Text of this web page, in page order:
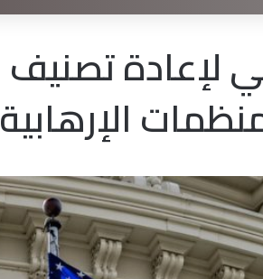
لإعادة تصنيف
الإرهابية